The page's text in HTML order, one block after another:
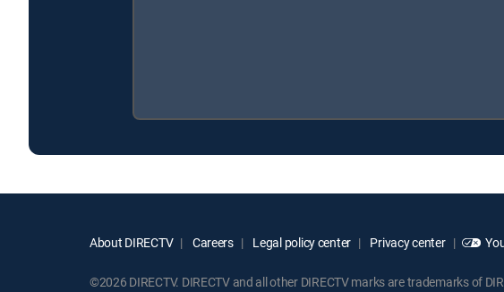
About DIRECTV Careers Legal policy center Privacy center
©2026 DIRECTV. DIRECTV and all other DIRECTV marks are trademarks of